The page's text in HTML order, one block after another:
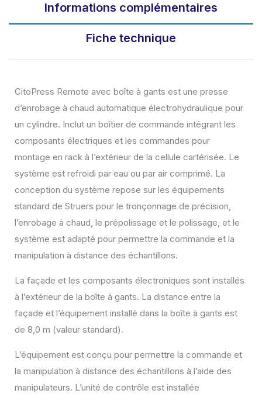
k
n
Informations complémentaires
Fiche technique
CitoPress Remote avec boîte à gants est une presse
d’enrobage à chaud automatique électrohydraulique pour
un cylindre. Inclut un boîtier de commande intégrant les
composants électriques et les commandes pour
montage en rack à l’extérieur de la cellule cartérisée. Le
système est refroidi par eau ou par air comprimé. La
conception du système repose sur les équipements
standard de Struers pour le tronçonnage de précision,
l’enrobage à chaud, le prépolissage et le polissage, et le
système est adapté pour permettre la commande et la
manipulation à distance des échantillons.
La façade et les composants électroniques sont installés
à l’extérieur de la boîte à gants. La distance entre la
façade et l’équipement installé dans la boîte à gants est
de 8,0 m (valeur standard).
L’équipement est conçu pour permettre la commande et
la manipulation à distance des échantillons à l’aide des
manipulateurs. L’unité de contrôle est installée